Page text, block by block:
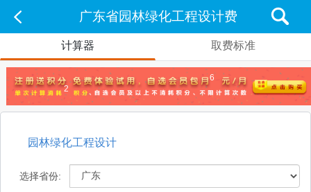
广东省园林绿化工程设计费
计算器 取费标准
6
2
园林绿化工程设计
选择省份: